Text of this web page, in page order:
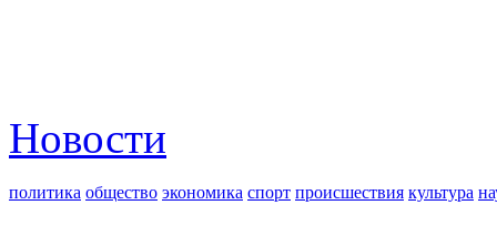
Новости
политика общество экономика спорт происшествия культура